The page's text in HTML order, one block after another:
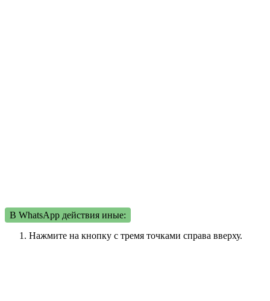
В WhatsApp действия иные:
Нажмите на кнопку с тремя точками справа вверху.